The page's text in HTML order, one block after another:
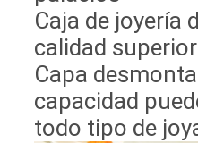
Caja de joyería
calidad superior
Capa
capacidad
todo tipo de